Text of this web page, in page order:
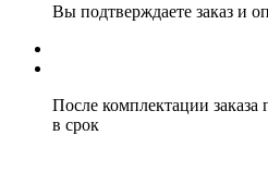
Вы подтверждаете заказ и
После комплектации заказа
в срок